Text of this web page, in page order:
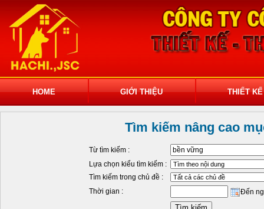
HOME GIỚI THIỆU THIẾT
Tìm kiếm nâng cao
Từ tìm kiếm :
Lựa chọn kiểu tìm kiếm :
Tìm kiếm trong chủ đề :
Thời gian :
Đến